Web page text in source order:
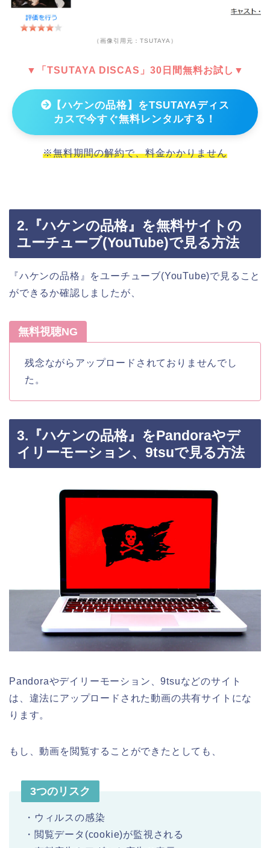
（画像引用元：TSUTAYA）
▼「TSUTAYA DISCAS」30日間無料お試し▼
【ハケンの品格】をTSUTAYAディス
カスで今すぐ無料レンタルする！
※無料期間の解約で、料金かかりません
2.『ハケンの品格』を無料サイトの
ユーチューブ(YouTube)で見る方法
『ハケンの品格』をユーチューブ(YouTube)で見ること
ができるか確認しましたが、
無料視聴NG
残念ながらアップロードされておりませんでし
た。
3.『ハケンの品格』をPandoraやデ
イリーモーション、9tsuで見る方法
Pandoraやデイリーモーション、9tsuなどのサイト
は、違法にアップロードされた動画の共有サイトにな
ります。
もし、動画を閲覧することができたとしても、
3つのリスク
・ウィルスの感染
・閲覧データ(cookie)が監視される